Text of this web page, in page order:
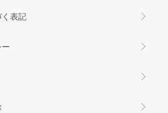
表記